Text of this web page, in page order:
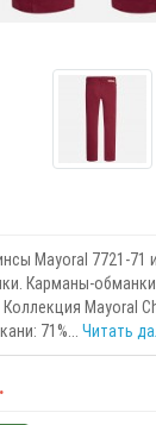
Mayoral 7721-71
Карманы-
Mayoral
71%... Читать